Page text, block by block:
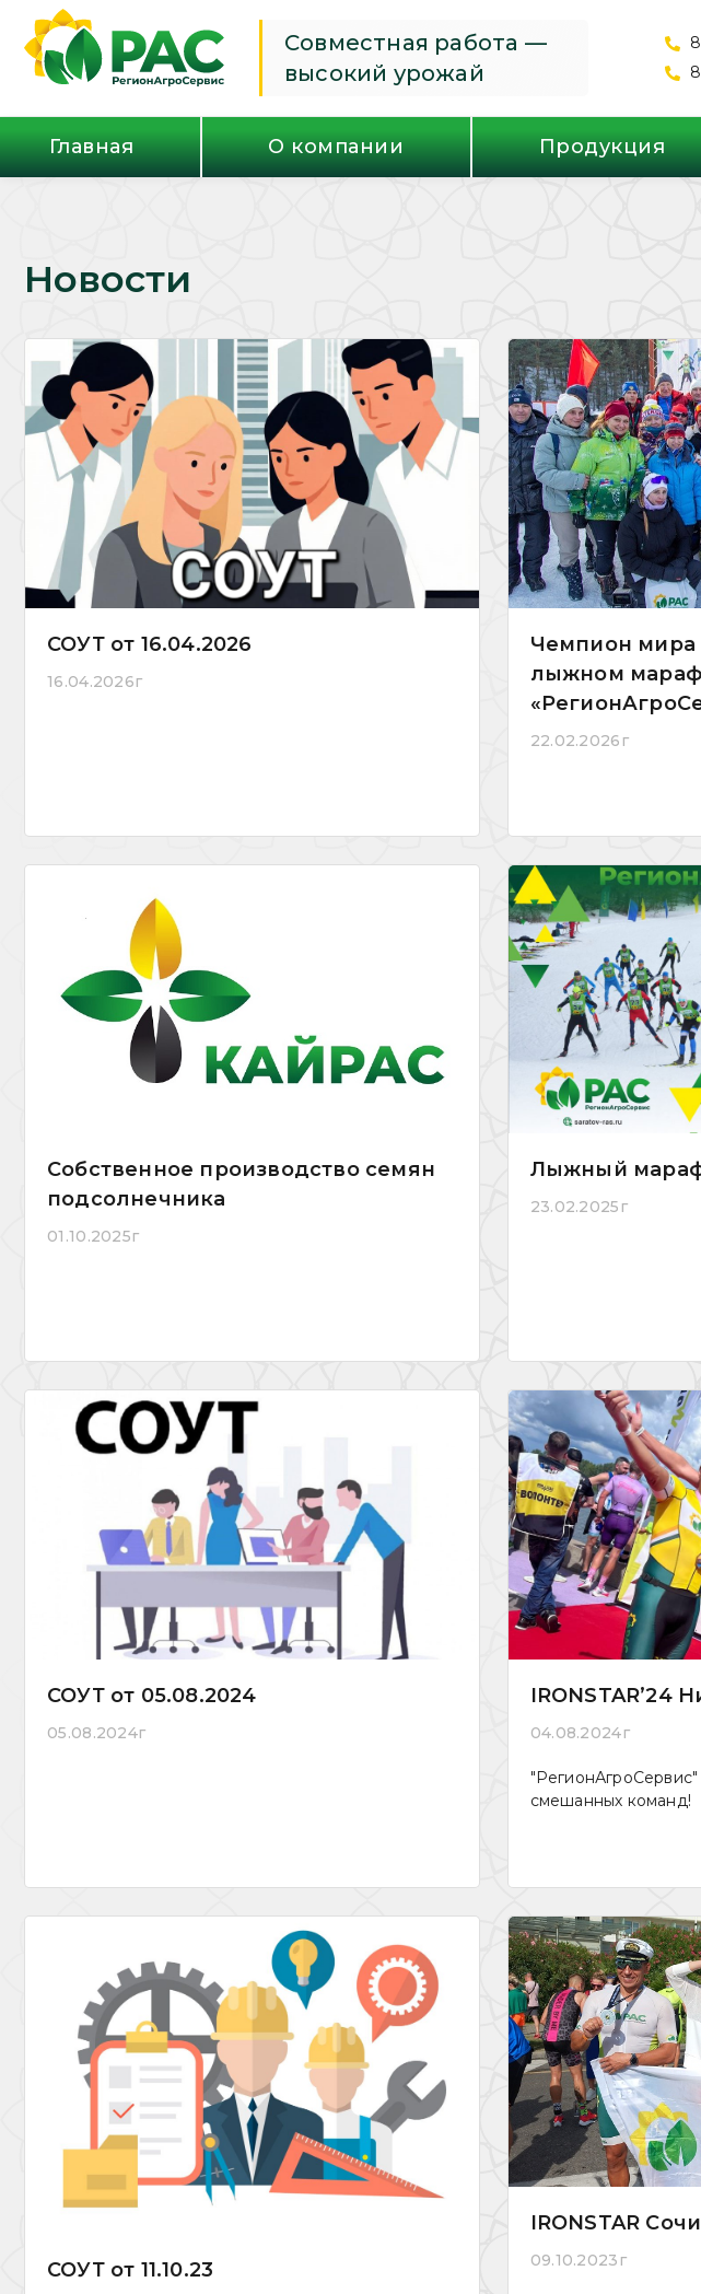
Совместная работа —
высокий урожай
Главная О компании Продукция
Новости
СОУТ от 16.04.2026
16.04.2026г
Чемпион мира
лыжном
22.02.2026г
Собственное производство семян
подсолнечника
01.10.2025г
Лыжный
23.02.2025г
СОУТ от 05.08.2024
05.08.2024г
IRONSTAR’24
04.08.2024г
"РегионАгроСервис"
смешанных команд!
СОУТ от 11.10.23
IRONSTAR
09.10.2023г